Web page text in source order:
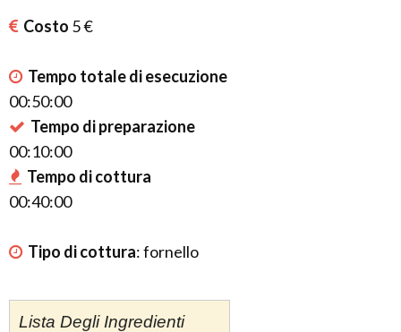
Costo 5 €
Tempo totale di esecuzione
00:50:00
Tempo di preparazione
00:10:00
Tempo di cottura
00:40:00
Tipo di cottura:fornello
Lista Degli Ingredienti